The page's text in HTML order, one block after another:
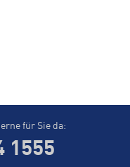
für Sie da:
1555